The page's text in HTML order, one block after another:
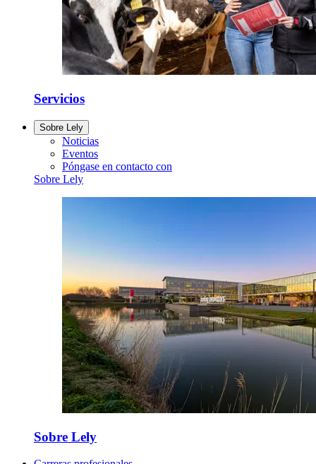
Servicios
Sobre Lely
Noticias
Eventos
Póngase en contacto con
Sobre Lely
Sobre Lely